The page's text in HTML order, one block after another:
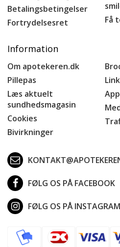
Betalingsbetingelser
Fortrydelsesret
Få
Information
Om apotekeren.dk
Pillepas
Læs aktuelt
sundhedsmagasin
Cookies
Bivirkninger
FØLG OS PÅ FACEBOOK
FØLG OS PÅ INSTAGRAM